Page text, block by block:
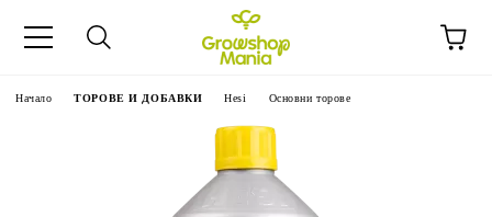
Начало ТОРОВЕ И ДОБАВКИ Hesi Основни торове